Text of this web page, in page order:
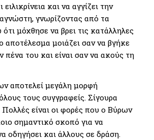
και να αγγίζει την
γνωρίζοντας από τα
μόχθησε να βρει τις κατάλληλες
αποτέλεσμα μοιάζει σαν να βγήκε
πένα του και είναι σαν να ακούς τη
αποτελεί μεγάλη μορφή
τους συγγραφείς. Σίγουρα
Πολλές είναι οι φορές που ο Βύρων
σημαντικό σκοπό για να
οδηγήσει και άλλους σε δράση.